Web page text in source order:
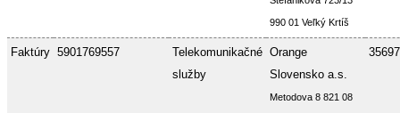
990 01 Veľký Krtíš
Faktúry 5901769557
Telekomunikačné
služby
Orange
Slovensko a.s.
Metodova 8 821 08